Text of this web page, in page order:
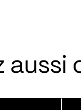
aussi